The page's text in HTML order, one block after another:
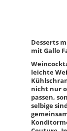
Desserts
mit Gallo
leichte
nicht nur
passen,
selbige